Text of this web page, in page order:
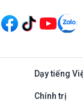
Dạy tiếng
Chính trị